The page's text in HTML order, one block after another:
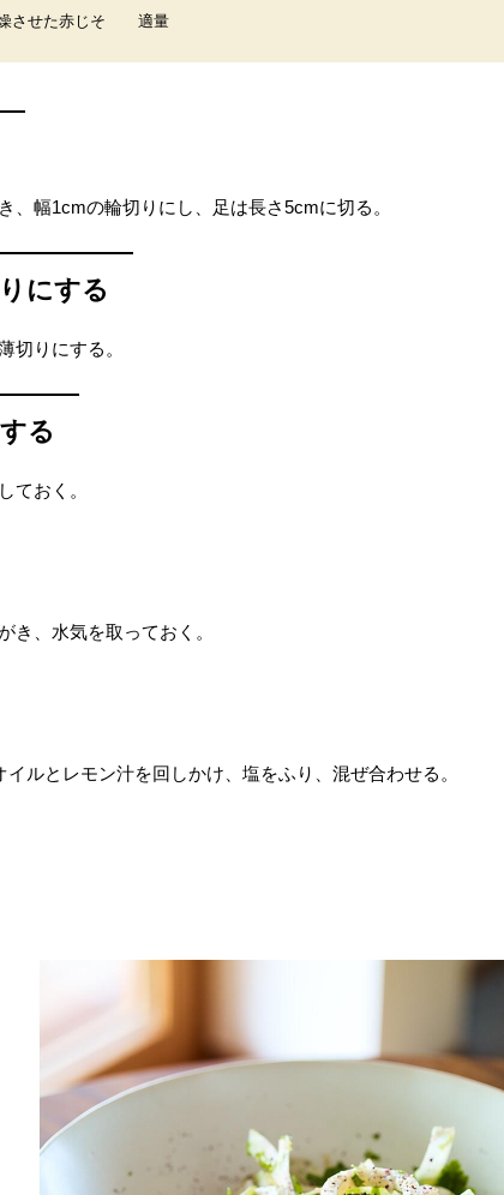
させた赤じそ
適量
、幅1cmの輪切りにし、足は長さ5cmに切る。
にする
切りにする。
る
ておく。
き、水気を取っておく。
ルとレモン汁を回しかけ、塩をふり、混ぜ合わせる。